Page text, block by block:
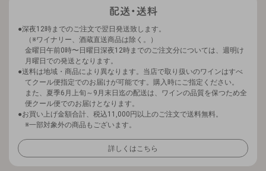
深夜12時までのご注文で翌日発送致します。
（※ワイナリー、酒蔵直送商品は除く。）
金曜日午前0時〜日曜日深夜12時までのご注文分については、週明け
月曜日での発送となります。
送料は地域・商品により異なります。当店で取り扱いのワインはすべ
てクール便指定でのお届けが可能です。購入時にご指定ください。
また、夏季6月上旬～9月末日迄の配送は、ワインの品質を保つため全
便クール便でのお届けとなります。
お買い上げ金額合計、税込11,000円以上のご注文で送料無料。
※一部対象外の商品もございます。
詳しくはこちら